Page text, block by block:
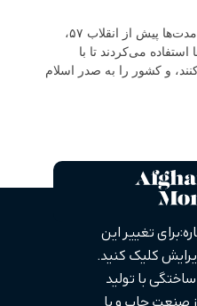
تاریخ مدرنِ ایران متاثر از فتواهاست. مدت‌ها پیش از انقلاب ۵۷،
می‌کردند تا با
و کشور را به صدر اسلام
برای تغییر این
کلیک کنید.
با تولید